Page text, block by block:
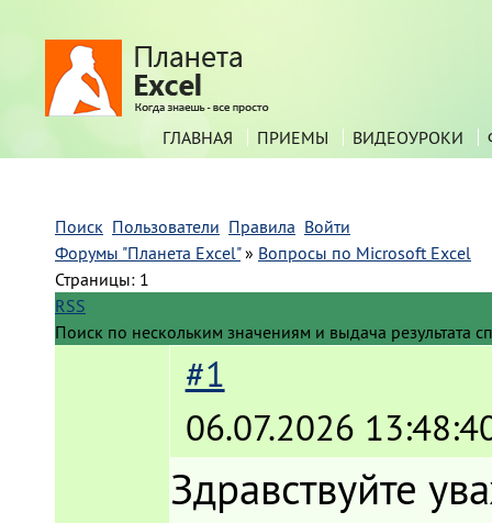
ГЛАВНАЯ ПРИЕМЫ ВИДЕОУРОКИ
Поиск Пользователи Правила Войти
Форумы "Планета Excel" » Вопросы по Microsoft Excel
Страницы: 1
RSS
Поиск по нескольким значениям и выдача результата
#1
06.07.2026
Здравствуйте